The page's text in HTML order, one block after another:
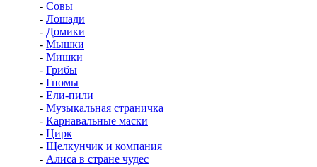
- Совы
- Лошади
- Домики
- Мышки
- Мишки
- Грибы
- Гномы
- Ели-пили
- Музыкальная страничка
- Карнавальные маски
- Цирк
- Щелкунчик и компания
- Алиса в стране чудес